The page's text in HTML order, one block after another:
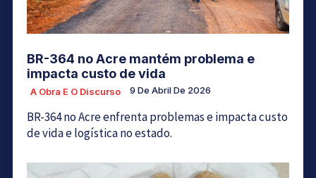
BR-364 no Acre mantém problema e
impacta custo de vida
A Obra E O Discurso 9 De Abril De 2026
BR-364 no Acre enfrenta problemas e impacta custo
de vida e logística no estado.